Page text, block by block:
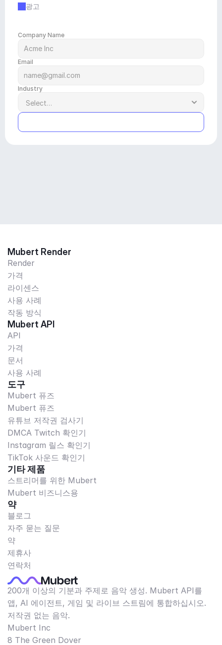
광고
Company Name
Email
Industry
Mubert Render
Render
가격
라이센스
사용 사례
작동 방식
Mubert API
API
가격
문서
사용 사례
도구
Mubert 퓨즈
Mubert 퓨즈
유튜브 저작권 검사기
DMCA Twitch 확인기
Instagram 릴스 확인기
TikTok 사운드 확인기
기타 제품
스트리머를 위한 Mubert
Mubert 비즈니스용
약
블로그
자주 묻는 질문
약
제휴사
연락처
200개 이상의 기분과 주제로 음악 생성. Mubert API를
앱, AI 에이전트, 게임 및 라이브 스트림에 통합하십시오.
저작권 없는 음악.
Mubert Inc
8 The Green Dover